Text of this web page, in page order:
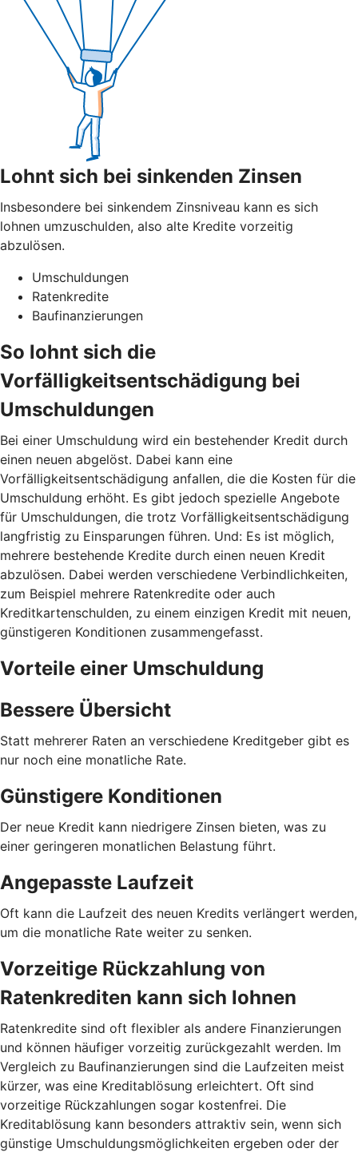
Lohnt sich bei sinkenden Zinsen
Insbesondere bei sinkendem Zinsniveau kann es sich
lohnen umzuschulden, also alte Kredite vorzeitig
abzulösen.
Umschuldungen
Ratenkredite
Baufinanzierungen
So lohnt sich die
Vorfälligkeitsentschädigung bei
Umschuldungen
Bei einer Umschuldung wird ein bestehender Kredit durch
einen neuen abgelöst. Dabei kann eine
Vorfälligkeitsentschädigung anfallen, die die Kosten für die
Umschuldung erhöht. Es gibt jedoch spezielle Angebote
für Umschuldungen, die trotz Vorfälligkeitsentschädigung
langfristig zu Einsparungen führen. Und: Es ist möglich,
mehrere bestehende Kredite durch einen neuen Kredit
abzulösen. Dabei werden verschiedene Verbindlichkeiten,
zum Beispiel mehrere Ratenkredite oder auch
Kreditkartenschulden, zu einem einzigen Kredit mit neuen,
günstigeren Konditionen zusammengefasst.
Vorteile einer Umschuldung
Bessere Übersicht
Statt mehrerer Raten an verschiedene Kreditgeber gibt es
nur noch eine monatliche Rate.
Günstigere Konditionen
Der neue Kredit kann niedrigere Zinsen bieten, was zu
einer geringeren monatlichen Belastung führt.
Angepasste Laufzeit
Oft kann die Laufzeit des neuen Kredits verlängert werden,
um die monatliche Rate weiter zu senken.
Vorzeitige Rückzahlung von
Ratenkrediten kann sich lohnen
Ratenkredite sind oft flexibler als andere Finanzierungen
und können häufiger vorzeitig zurückgezahlt werden. Im
Vergleich zu Baufinanzierungen sind die Laufzeiten meist
kürzer, was eine Kreditablösung erleichtert. Oft sind
vorzeitige Rückzahlungen sogar kostenfrei. Die
Kreditablösung kann besonders attraktiv sein, wenn sich
günstige Umschuldungsmöglichkeiten ergeben oder der